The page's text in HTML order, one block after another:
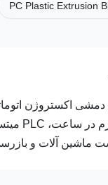
PC Plastic Extrusion
ماشین آلات و